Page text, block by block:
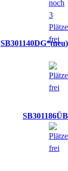
SB301140DG* neu
SB301186ÜB